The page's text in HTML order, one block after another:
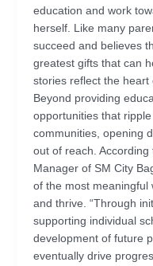
education and work
herself. Like many
succeed and believes
greatest gifts that can
stories reflect the heart
Beyond providing
opportunities that
communities, opening
out of reach. According
Manager of SM City
of the most meaningful
and thrive. “Through
supporting individual
development of future
eventually drive